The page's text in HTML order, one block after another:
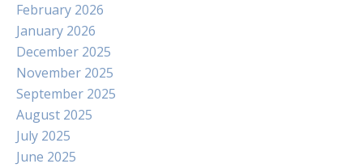
February 2026
January 2026
December 2025
November 2025
September 2025
August 2025
July 2025
June 2025